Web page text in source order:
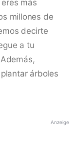
más
millones de
decirte
a tu
árboles
Anzeige